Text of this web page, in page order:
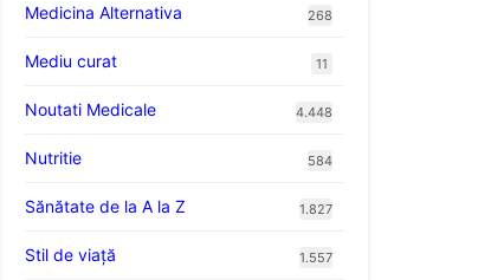
Medicina Alternativa 268
Mediu curat 11
Noutati Medicale 4.448
Nutritie 584
Sănătate de la A la Z 1.827
Stil de viaţă 1.557